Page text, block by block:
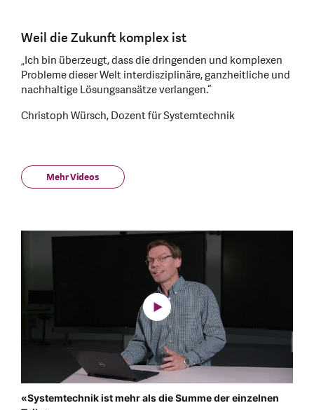
Weil die Zukunft komplex ist
„Ich bin überzeugt, dass die dringenden und komplexen
Probleme dieser Welt interdisziplinäre, ganzheitliche und
nachhaltige Lösungsansätze verlangen.“
Christoph Würsch, Dozent für Systemtechnik
Mehr Videos
«Systemtechnik ist mehr als die Summe der einzelnen